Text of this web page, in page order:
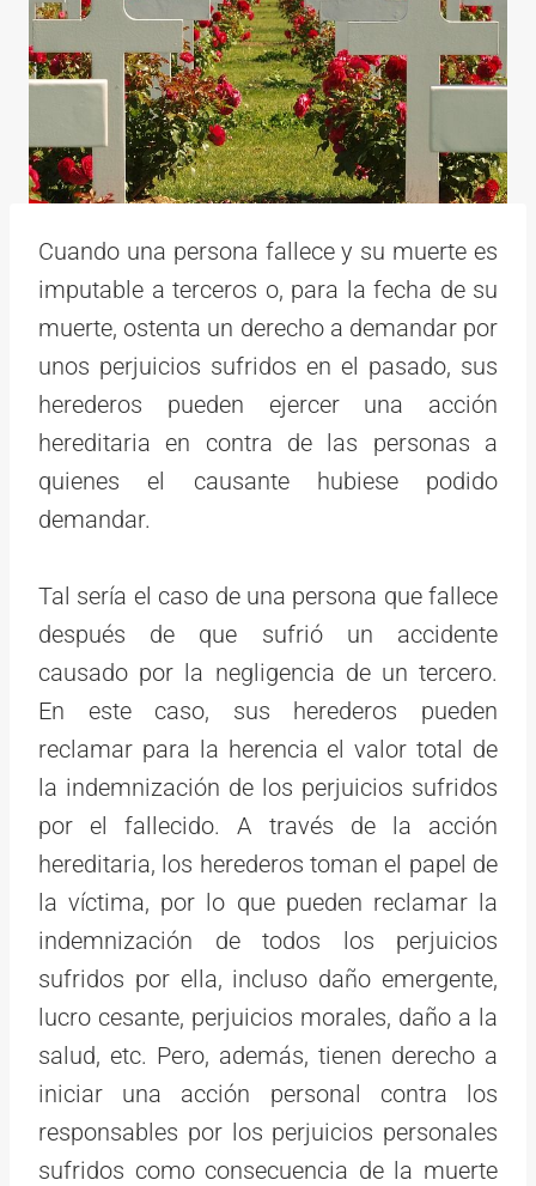
Cuando una persona fallece y su muerte es
imputable a terceros o, para la fecha de su
muerte, ostenta un derecho a demandar por
unos perjuicios sufridos en el pasado, sus
herederos pueden ejercer una acción
hereditaria en contra de las personas a
quienes el causante hubiese podido
demandar.
Tal sería el caso de una persona que fallece
después de que sufrió un accidente
causado por la negligencia de un tercero.
En este caso, sus herederos pueden
reclamar para la herencia el valor total de
la indemnización de los perjuicios sufridos
por el fallecido. A través de la acción
hereditaria, los herederos toman el papel de
la víctima, por lo que pueden reclamar la
indemnización de todos los perjuicios
sufridos por ella, incluso daño emergente,
lucro cesante, perjuicios morales, daño a la
salud, etc. Pero, además, tienen derecho a
iniciar una acción personal contra los
responsables por los perjuicios personales
sufridos como consecuencia de la muerte